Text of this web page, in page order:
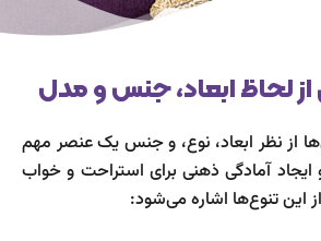
از لحاظ ابعاد، جنس و مدل
از نظر ابعاد، نوع، و جنس یک عنصر مهم
ایجاد آمادگی ذهنی برای استراحت و خواب
این تنوع‌ها اشاره می‌شود: